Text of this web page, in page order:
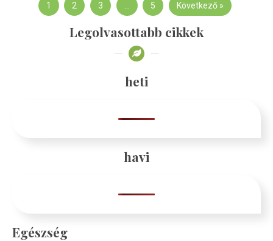
1 2 3 … 5 Következő »
Legolvasottabb cikkek
heti
havi
Egészség